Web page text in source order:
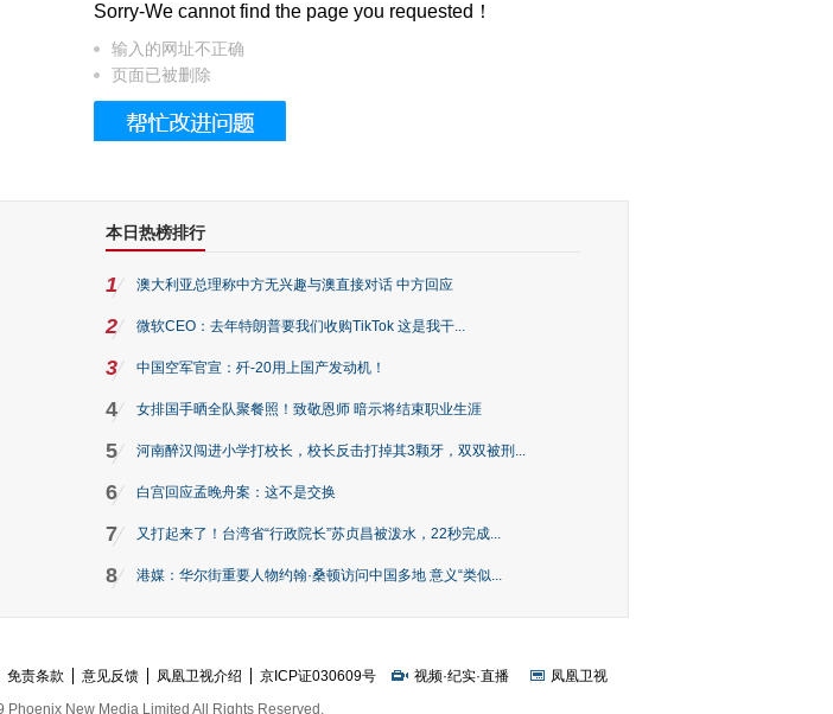
这个3.2米的长卷，还原了600岁的紫禁城
Sorry-We cannot find the page you requested！
输入的网址不正确
页面已被删除
本日热榜排行
1 澳大利亚总理称中方无兴趣与澳直接对话 中方回应
2 微软CEO：去年特朗普要我们收购TikTok 这是我干...
3 中国空军官宣：歼-20用上国产发动机！
4 女排国手晒全队聚餐照！致敬恩师 暗示将结束职业生涯
5 河南醉汉闯进小学打校长，校长反击打掉其3颗牙，双双被刑...
6 白宫回应孟晚舟案：这不是交换
7 又打起来了！台湾省“行政院长”苏贞昌被泼水，22秒完成...
8 港媒：华尔街重要人物约翰·桑顿访问中国多地 意义“类似...
免责条款 意见反馈 凤凰卫视介绍 京ICP证030609号 视频·纪实·直播
凤凰卫视
Phoenix New Media Limited All Rights Reserved.